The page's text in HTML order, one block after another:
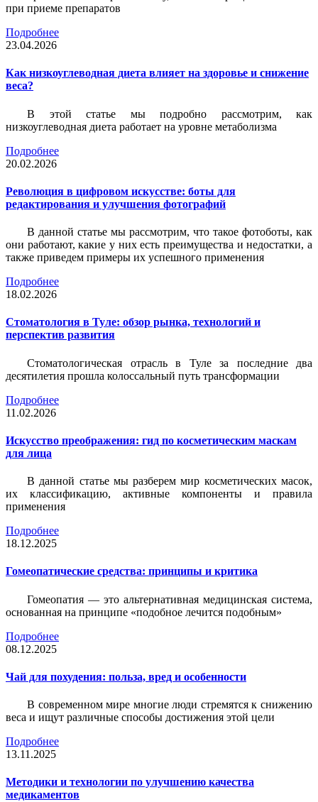
при приеме препаратов
Подробнее
23.04.2026
Как низкоуглеводная диета влияет на здоровье и снижение
веса?
В этой статье мы подробно рассмотрим, как
низкоуглеводная диета работает на уровне метаболизма
Подробнее
20.02.2026
Революция в цифровом искусстве: боты для
редактирования и улучшения фотографий
В данной статье мы рассмотрим, что такое фотоботы, как
они работают, какие у них есть преимущества и недостатки, а
также приведем примеры их успешного применения
Подробнее
18.02.2026
Стоматология в Туле: обзор рынка, технологий и
перспектив развития
Стоматологическая отрасль в Туле за последние два
десятилетия прошла колоссальный путь трансформации
Подробнее
11.02.2026
Искусство преображения: гид по косметическим маскам
для лица
В данной статье мы разберем мир косметических масок,
их классификацию, активные компоненты и правила
применения
Подробнее
18.12.2025
Гомеопатические средства: принципы и критика
Гомеопатия — это альтернативная медицинская система,
основанная на принципе «подобное лечится подобным»
Подробнее
08.12.2025
Чай для похудения: польза, вред и особенности
В современном мире многие люди стремятся к снижению
веса и ищут различные способы достижения этой цели
Подробнее
13.11.2025
Методики и технологии по улучшению качества
медикаментов